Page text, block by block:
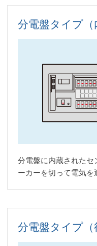
分電盤タイプ（
分電盤に内蔵されたセ
ーカーを切って電気を
分電盤タイプ（